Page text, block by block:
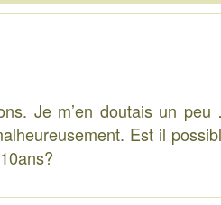
Je m’en doutais un
Est il